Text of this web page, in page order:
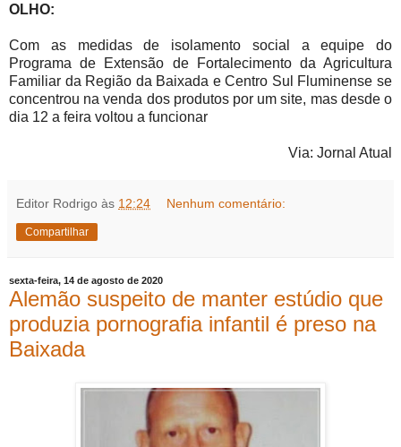
OLHO:
Com as medidas de isolamento social a equipe do
Programa de Extensão de Fortalecimento da Agricultura
Familiar da Região da Baixada e Centro Sul Fluminense se
concentrou na venda dos produtos por um site, mas desde o
dia 12 a feira voltou a funcionar
Via: Jornal Atual
Editor Rodrigo às 12:24 Nenhum comentário:
Compartilhar
sexta-feira, 14 de agosto de 2020
Alemão suspeito de manter estúdio que
produzia pornografia infantil é preso na
Baixada